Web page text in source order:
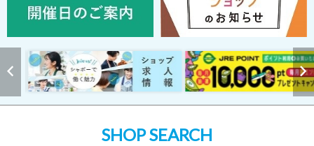
SHOP SEARCH